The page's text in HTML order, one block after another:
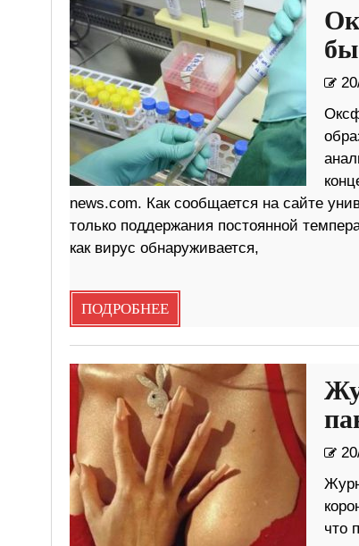
news.com. Как сообщается на сайте
только поддержания постоянной
как вирус обнаруживается,
ПОДРОБНЕЕ
что